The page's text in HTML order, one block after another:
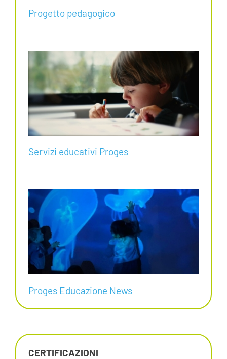
Progetto pedagogico
Servizi educativi Proges
Proges Educazione News
CERTIFICAZIONI